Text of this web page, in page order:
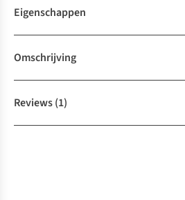
Eigenschappen
Omschrijving
Reviews(1)